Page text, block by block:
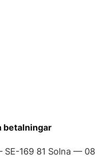
betalningar
SE-169 81 Solna — 08